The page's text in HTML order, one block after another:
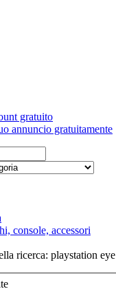
gratuito
annuncio gratuitamente
console, accessori
ricerca: playstation eye